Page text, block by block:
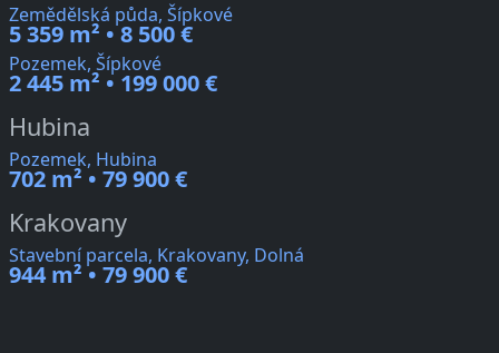
Zemědělská půda, Šípkové
5 359 m² • 8 500 €
Pozemek, Šípkové
2 445 m² • 199 000 €
Hubina
Pozemek, Hubina
702 m² • 79 900 €
Krakovany
Stavební parcela, Krakovany, Dolná
944 m² • 79 900 €